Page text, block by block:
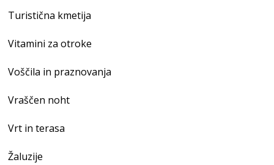
Turistična kmetija
Vitamini za otroke
Voščila in praznovanja
Vraščen noht
Vrt in terasa
Žaluzije